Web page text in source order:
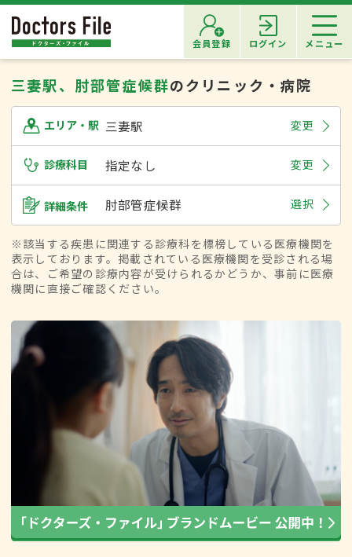
会員登録 ログイン メニュー
三妻駅、肘部管症候群のクリニック・病院
エリア・駅 三妻駅 変更
診療科目 指定なし 変更
詳細条件 肘部管症候群 選択
※該当する疾患に関連する診療科を標榜している医療機関を
表示しております。掲載されている医療機関を受診される場
合は、ご希望の診療内容が受けられるかどうか、事前に医療
機関に直接ご確認ください。